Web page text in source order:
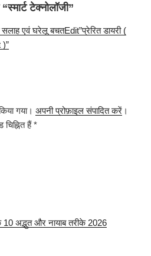
टेक्नोलॉजी”
सलाह एवं घरेलू बचतEdit”प्रेरित डायरी (
गया। अपनी प्रोफ़ाइल संपादित करें ।
हैं *
10 अद्भुत और नायाब तरीके 2026